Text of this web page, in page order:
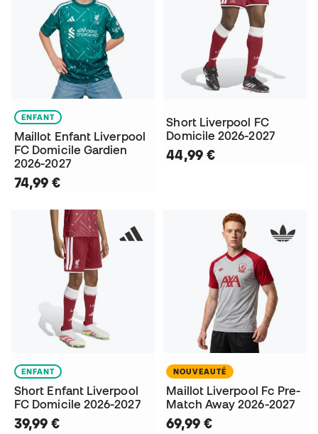
ENFANT
Maillot Enfant Liverpool
FC Domicile Gardien
2026-2027
74,99 €
Short Liverpool FC
Domicile 2026-2027
44,99 €
ENFANT
Short Enfant Liverpool
FC Domicile 2026-2027
39,99 €
NOUVEAUTÉ
Maillot Liverpool Fc Pre-
Match Away 2026-2027
69,99 €